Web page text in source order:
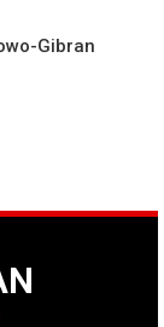
Gibran